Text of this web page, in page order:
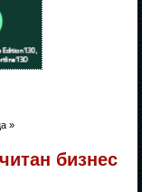
»
бизнес